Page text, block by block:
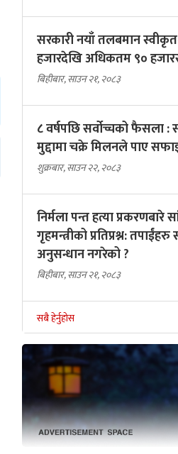
सरकारी नयाँ तलबमान
हजारदेखि अधिकतम ९०
बिहीबार, साउन २१, २०८३
८ वर्षपछि सर्वोच्चको फैसला :
मुद्दामा चक्रे मिलनले पाए
शुक्रबार, साउन २२, २०८३
निर्मला पन्त हत्या प्रकरणबारे
गृहमन्त्रीको प्रतिप्रश्न:
अनुसन्धान नगरेको ?
बिहीबार, साउन २१, २०८३
सबै हेर्नुहोस